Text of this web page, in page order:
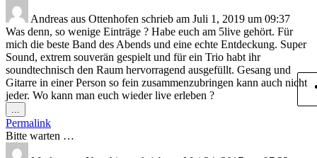
Andreas aus Ottenhofen schrieb am Juli 1, 2019 um 09:37
Was denn, so wenige Einträge ? Habe euch am 5live gehört. Für
mich die beste Band des Abends und eine echte Entdeckung. Super
Sound, extrem souverän gespielt und für ein Trio habt ihr
soundtechnisch den Raum hervorragend ausgefüllt. Gesang und
Gitarre in einer Person so fein zusammenzubringen kann auch nicht
jeder. Wo kann man euch wieder live erleben ?
...
Permalink
Bitte warten …